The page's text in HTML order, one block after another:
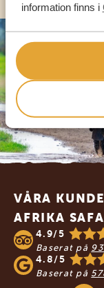
information finns i
Footer
VÅRA
AFRIKA
4.9/5
Baserat på
4.8/5
Baserat på